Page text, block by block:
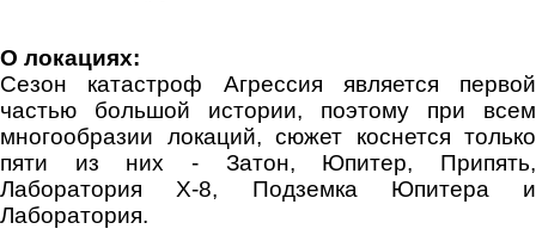
О локациях:
Сезон катастроф Агрессия является первой
частью большой истории, поэтому при всем
многообразии локаций, сюжет коснется только
пяти из них - Затон, Юпитер, Припять,
Лаборатория X-8, Подземка Юпитера и
Лаборатория.